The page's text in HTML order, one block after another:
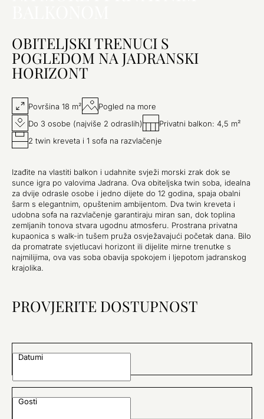
OBITELJSKI TRENUCI S
POGLEDOM NA JADRANSKI
HORIZONT
Površina 18 m²
Pogled na more
Do 3 osobe (najviše 2 odraslih)
Privatni balkon: 4,5 m²
2 twin kreveta i 1 sofa na razvlačenje
Izađite na vlastiti balkon i udahnite svježi morski zrak dok se
sunce igra po valovima Jadrana. Ova obiteljska twin soba, idealna
za dvije odrasle osobe i jedno dijete do 12 godina, spaja obalni
šarm s elegantnim, opuštenim ambijentom. Dva twin kreveta i
udobna sofa na razvlačenje garantiraju miran san, dok toplina
zemljanih tonova stvara ugodnu atmosferu. Prostrana privatna
kupaonica s walk-in tušem pruža osvježavajući početak dana. Bilo
da promatrate svjetlucavi horizont ili dijelite mirne trenutke s
najmilijima, ova vas soba obavija spokojem i ljepotom jadranskog
krajolika.
PROVJERITE DOSTUPNOST
Datumi
Gosti